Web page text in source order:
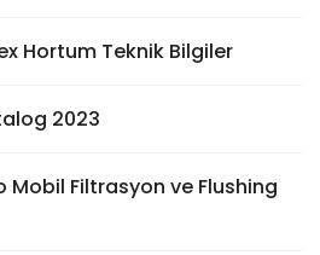
Hortum Teknik Bilgiler
2023
Mobil Filtrasyon ve Flushing